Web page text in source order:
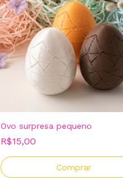
Ovo surpresa pequeno
R$15,00